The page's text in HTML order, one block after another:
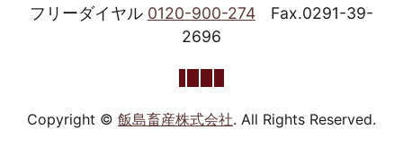
フリーダイヤル 0120-900-274
Fax.0291-39-
2696
Copyright © 飯島畜産株式会社. All Rights Reserved.